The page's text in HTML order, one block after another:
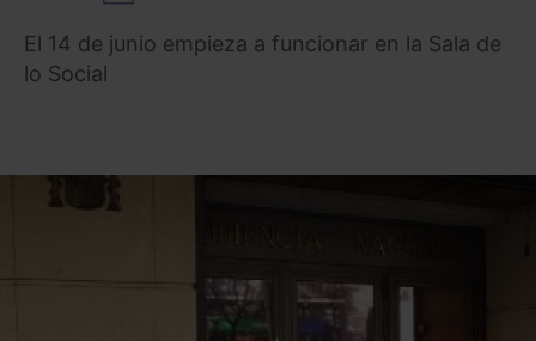
El 14 de junio empieza a funcionar en la Sala de
lo Social